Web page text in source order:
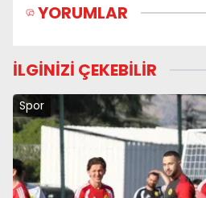
YORUMLAR
İLGİNİZİ ÇEKEBİLİR
Spor